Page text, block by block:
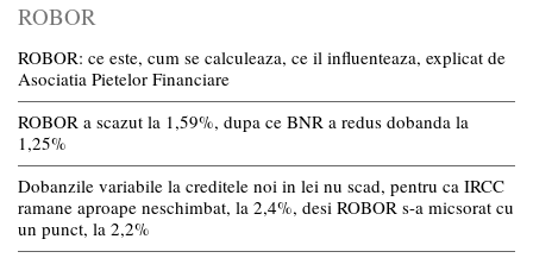
ROBOR
ROBOR: ce este, cum se calculeaza, ce il influenteaza, explicat de
Asociatia Pietelor Financiare
ROBOR a scazut la 1,59%, dupa ce BNR a redus dobanda la
1,25%
Dobanzile variabile la creditele noi in lei nu scad, pentru ca IRCC
ramane aproape neschimbat, la 2,4%, desi ROBOR s-a micsorat cu
un punct, la 2,2%